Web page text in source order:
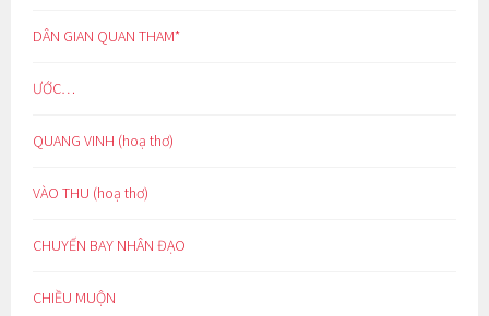
DÂN GIAN QUAN THAM*
ƯỚC…
QUANG VINH (hoạ thơ)
VÀO THU (hoạ thơ)
CHUYẾN BAY NHÂN ĐẠO
CHIỀU MUỘN